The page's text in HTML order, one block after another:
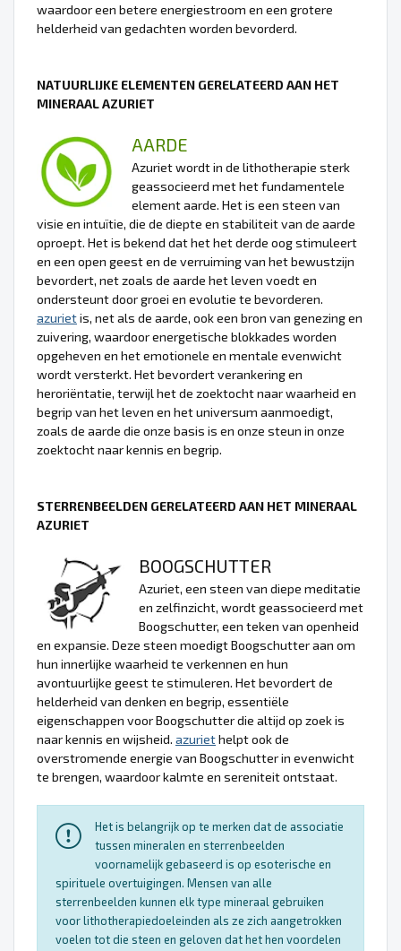
waardoor een betere energiestroom en een grotere
helderheid van gedachten worden bevorderd.
NATUURLIJKE ELEMENTEN GERELATEERD AAN HET
MINERAAL AZURIET
AARDE
Azuriet wordt in de lithotherapie sterk
geassocieerd met het fundamentele
element aarde. Het is een steen van
visie en intuïtie, die de diepte en stabiliteit van de aarde
oproept. Het is bekend dat het het derde oog stimuleert
en een open geest en de verruiming van het bewustzijn
bevordert, net zoals de aarde het leven voedt en
ondersteunt door groei en evolutie te bevorderen.
azurietis, net als de aarde, ook een bron van genezing en
zuivering, waardoor energetische blokkades worden
opgeheven en het emotionele en mentale evenwicht
wordt versterkt. Het bevordert verankering en
heroriëntatie, terwijl het de zoektocht naar waarheid en
begrip van het leven en het universum aanmoedigt,
zoals de aarde die onze basis is en onze steun in onze
zoektocht naar kennis en begrip.
STERRENBEELDEN GERELATEERD AAN HET MINERAAL
AZURIET
BOOGSCHUTTER
Azuriet, een steen van diepe meditatie
en zelfinzicht, wordt geassocieerd met
Boogschutter, een teken van openheid
en expansie. Deze steen moedigt Boogschutter aan om
hun innerlijke waarheid te verkennen en hun
avontuurlijke geest te stimuleren. Het bevordert de
helderheid van denken en begrip, essentiële
eigenschappen voor Boogschutter die altijd op zoek is
naar kennis en wijsheid. azuriethelpt ook de
overstromende energie van Boogschutter in evenwicht
te brengen, waardoor kalmte en sereniteit ontstaat.
Het is belangrijk op te merken dat de associatie
tussen mineralen en sterrenbeelden
voornamelijk gebaseerd is op esoterische en
spirituele overtuigingen. Mensen van alle
sterrenbeelden kunnen elk type mineraal gebruiken
voor lithotherapiedoeleinden als ze zich aangetrokken
voelen tot die steen en geloven dat het hen voordelen